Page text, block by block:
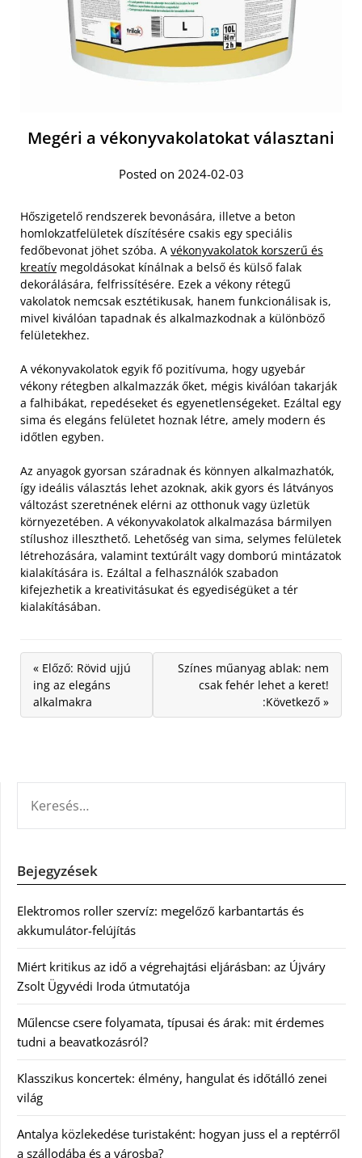
Megéri a vékonyvakolatokat választani
Posted on 2024-02-03
Hőszigetelő rendszerek bevonására, illetve a beton
homlokzatfelületek díszítésére csakis egy speciális
fedőbevonat jöhet szóba. A vékonyvakolatok korszerű és
kreatív megoldásokat kínálnak a belső és külső falak
dekorálására, felfrissítésére. Ezek a vékony rétegű
vakolatok nemcsak esztétikusak, hanem funkcionálisak is,
mivel kiválóan tapadnak és alkalmazkodnak a különböző
felületekhez.
A vékonyvakolatok egyik fő pozitívuma, hogy ugyebár
vékony rétegben alkalmazzák őket, mégis kiválóan takarják
a falhibákat, repedéseket és egyenetlenségeket. Ezáltal egy
sima és elegáns felületet hoznak létre, amely modern és
időtlen egyben.
Az anyagok gyorsan száradnak és könnyen alkalmazhatók,
így ideális választás lehet azoknak, akik gyors és látványos
változást szeretnének elérni az otthonuk vagy üzletük
környezetében. A vékonyvakolatok alkalmazása bármilyen
stílushoz illeszthető. Lehetőség van sima, selymes felületek
létrehozására, valamint textúrált vagy domború mintázatok
kialakítására is. Ezáltal a felhasználók szabadon
kifejezhetik a kreativitásukat és egyediségüket a tér
kialakításában.
« Előző: Rövid ujjú
ing az elegáns
alkalmakra
Színes műanyag ablak: nem
csak fehér lehet a keret!
:Következő »
Bejegyzések
Elektromos roller szervíz: megelőző karbantartás és
akkumulátor-felújítás
Miért kritikus az idő a végrehajtási eljárásban: az Újváry
Zsolt Ügyvédi Iroda útmutatója
Műlencse csere folyamata, típusai és árak: mit érdemes
tudni a beavatkozásról?
Klasszikus koncertek: élmény, hangulat és időtálló zenei
világ
Antalya közlekedése turistaként: hogyan juss el a reptérről
a szállodába és a városba?